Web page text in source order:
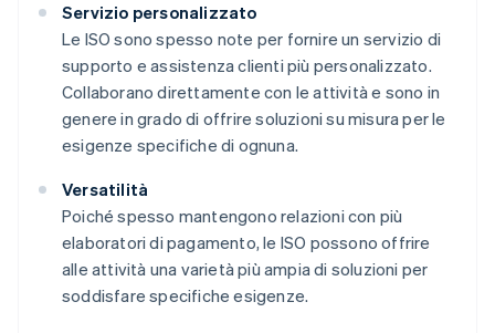
Servizio personalizzato
Le ISO sono spesso note per fornire un servizio di
supporto e assistenza clienti più personalizzato.
Collaborano direttamente con le attività e sono in
genere in grado di offrire soluzioni su misura per le
esigenze specifiche di ognuna.
Versatilità
Poiché spesso mantengono relazioni con più
elaboratori di pagamento, le ISO possono offrire
alle attività una varietà più ampia di soluzioni per
soddisfare specifiche esigenze.